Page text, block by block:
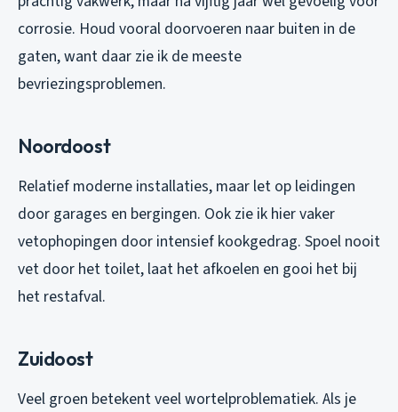
corrosie. Houd vooral doorvoeren naar buiten in de
gaten, want daar zie ik de meeste
bevriezingsproblemen.
Noordoost
Relatief moderne installaties, maar let op leidingen
door garages en bergingen. Ook zie ik hier vaker
vetophopingen door intensief kookgedrag. Spoel nooit
vet door het toilet, laat het afkoelen en gooi het bij
het restafval.
Zuidoost
Veel groen betekent veel wortelproblematiek. Als je